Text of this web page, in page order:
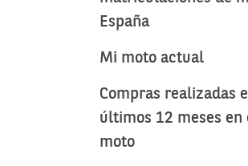
España
Mi moto actual
Compras realizadas
últimos 12 meses en
moto